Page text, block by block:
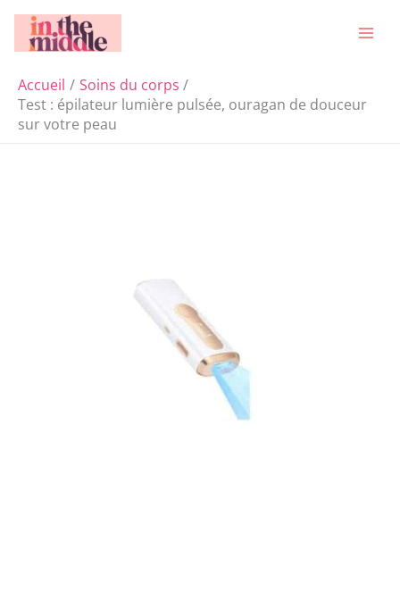
Aller
Accueil
Soins du corps
Test : épilateur lumière pulsée, ouragan de douceur
sur votre peau
Rechercher